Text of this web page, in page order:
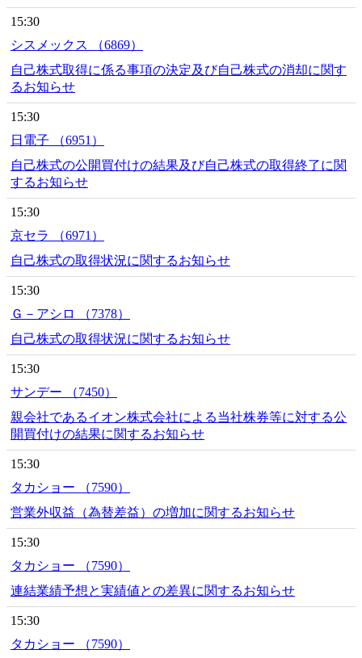
15:30
シスメックス （6869）
自己株式取得に係る事項の決定及び自己株式の消却に関す
るお知らせ
15:30
日電子 （6951）
自己株式の公開買付けの結果及び自己株式の取得終了に関
するお知らせ
15:30
京セラ （6971）
自己株式の取得状況に関するお知らせ
15:30
Ｇ－アシロ （7378）
自己株式の取得状況に関するお知らせ
15:30
サンデー （7450）
親会社であるイオン株式会社による当社株券等に対する公
開買付けの結果に関するお知らせ
15:30
タカショー （7590）
営業外収益（為替差益）の増加に関するお知らせ
15:30
タカショー （7590）
連結業績予想と実績値との差異に関するお知らせ
15:30
タカショー （7590）